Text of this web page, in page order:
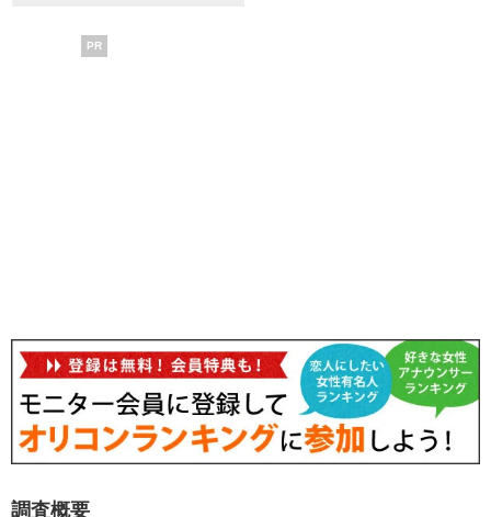
PR
調査概要